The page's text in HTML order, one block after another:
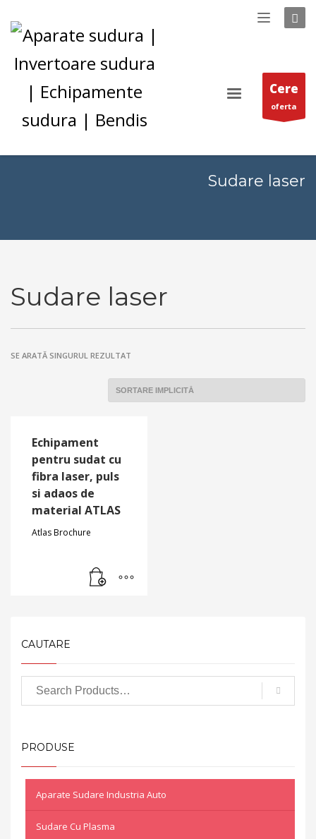
Cere
oferta
Sudare laser
Sudare laser
SE ARATĂ SINGURUL REZULTAT
Echipament
pentru sudat cu
fibra laser, puls
si adaos de
material ATLAS
Atlas Brochure
CAUTARE
PRODUSE
Aparate Sudare Industria Auto
Sudare Cu Plasma